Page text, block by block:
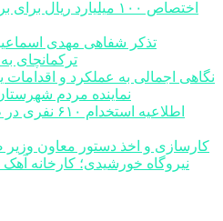
ترکمانچای
نماینده مردم
نیروگاه خورشیدی؛ کارخانه